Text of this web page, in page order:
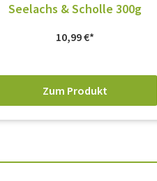
Seelachs & Scholle 300g
10,99€
Zum Produkt